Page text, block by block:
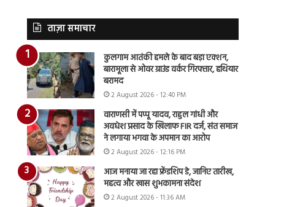
ताज़ा समाचार
कुलगाम आतंकी हमले के बाद बड़ा एक्शन,
बारामूला से ओवर ग्राउंड वर्कर गिरफ्तार, हथियार
बरामद
2 August 2026 - 12:40 PM
वाराणसी में पप्पू यादव, राहुल गांधी और
अवधेश प्रसाद के खिलाफ FIR दर्ज, संत समाज
ने लगाया भगवा के अपमान का आरोप
2 August 2026 - 12:16 PM
आज मनाया जा रहा फ्रेंडशिप डे, जानिए तारीख,
महत्व और खास शुभकामना संदेश
2 August 2026 - 11:36 AM